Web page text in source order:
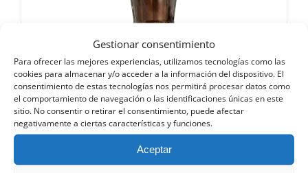
Gestionar consentimiento
Para ofrecer las mejores experiencias, utilizamos tecnologías como las
cookies para almacenar y/o acceder a la información del dispositivo. El
consentimiento de estas tecnologías nos permitirá procesar datos como
el comportamiento de navegación o las identificaciones únicas en este
sitio. No consentir o retirar el consentimiento, puede afectar
negativamente a ciertas características y funciones.
Aceptar
Coca-Cola Zero
3,95€
Detalles